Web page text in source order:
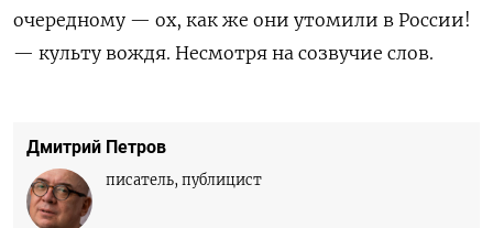
очередному — ох, как же они утомили в России!
— культу вождя. Несмотря на созвучие слов.
Дмитрий Петров
писатель, публицист